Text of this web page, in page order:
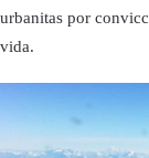
urbanitas por
vida.